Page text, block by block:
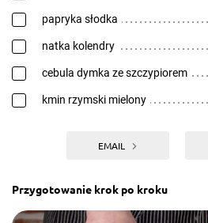
papryka słodka
natka kolendry
cebula dymka ze szczypiorem
kmin rzymski mielony
EMAIL
Przygotowanie krok po kroku